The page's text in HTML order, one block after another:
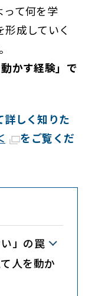
って何を学
成していく
かす経験」で
しく知りた
をご覧くだ
」の罠
人を動か